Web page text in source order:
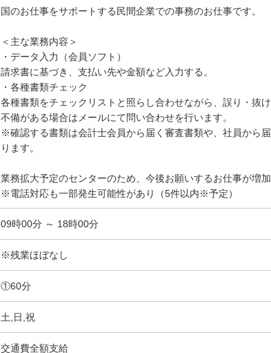
国のお仕事をサポートする民間企業での事務のお仕事です。
＜主な業務内容＞
・データ入力（会員ソフト）
請求書に基づき、支払い先や金額など入力する。
・各種書類チェック
各種書類をチェックリストと照らし合わせながら、誤り・抜け
不備がある場合はメールにて問い合わせを行います。
※確認する書類は会計士会員から届く審査書類や、社員から
ります。
業務拡大予定のセンターのため、今後お願いするお仕事が増
※電話対応も一部発生可能性があり（5件以内※予定）
09時00分 ～ 18時00分
※残業ほぼなし
①60分
土,日,祝
交通費全額支給